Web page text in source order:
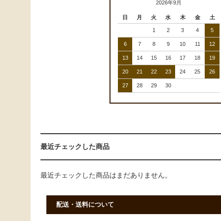
2026年9月
日 月 火 水 木 金 土
1 2 3 4 5
6 7 8 9 10 11 12
13 14 15 16 17 18 19
20 21 22 23 24 25 26
27 28 29 30
最近チェックした商品
最近チェックした商品はまだありません。
配送・送料について